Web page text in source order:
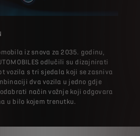
iz snova za 2035. godinu,
odlučili su dizajnirati
vozila s tri sjedala koji se zasniva
dva vozila u jedno gdje
način vožnje koji odgovara
u bilo kojem trenutku.